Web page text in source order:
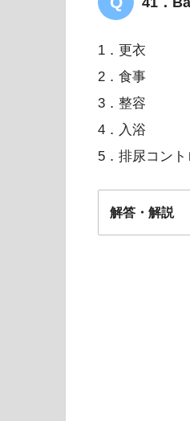
1．更衣
2．食事
3．整容
4．入浴
5．排尿コン
解答・解説